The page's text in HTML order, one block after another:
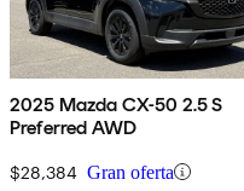
2025 Mazda CX-50 2.5 S
Preferred AWD
$28,384 Gran oferta